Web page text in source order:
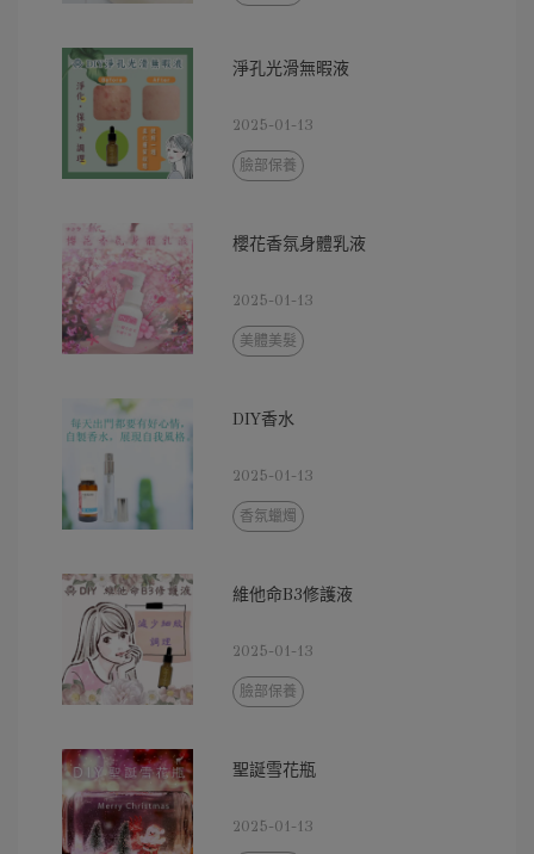
淨孔光滑無暇液
2025-01-13
臉部保養
櫻花香氛身體乳液
2025-01-13
美體美髮
DIY香水
2025-01-13
香氛蠟燭
維他命B3修護液
2025-01-13
臉部保養
聖誕雪花瓶
2025-01-13